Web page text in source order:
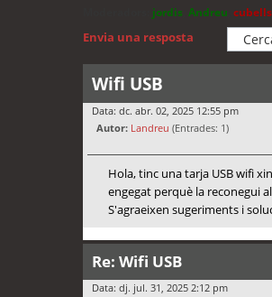
jordis Andreu cubells
Envia una resposta
Wifi USB
Data: dc. abr. 02, 2025 12:55 pm
Autor: Landreu (Entrades: 1)
Hola, tinc una tarja USB wifi
engegat perquè la reconegui
S'agraeixen sugeriments i
Re: Wifi USB
Data: dj. jul. 31, 2025 2:12 pm